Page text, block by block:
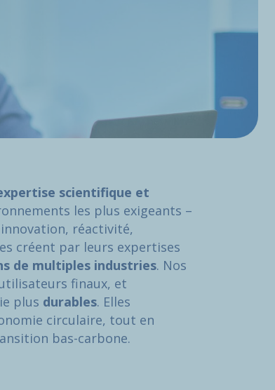
scientifique et
les plus exigeants –
réactivité,
créent par leurs expertises
de multiples industries. Nos
finaux, et
plus durables. Elles
circulaire, tout en
bas-carbone.